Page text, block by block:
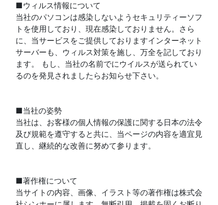
■ウィルス情報について
当社のパソコンは感染しないようセキュリティーソフ
トを使用しており、現在感染しておりません。さら
に、当サービスをご提供しておりますインターネット
サーバーも、ウィルス対策を施し、万全を記しており
ます。 もし、当社の名前でにウイルスが送られてい
るのを発見されましたらお知らせ下さい。
■当社の姿勢
当社は、お客様の個人情報の保護に関する日本の法令
及び規範を遵守すると共に、当ページの内容を適宜見
直し、継続的な改善に努めて参ります。
■著作権について
当サイトの内容、画像、イラスト等の著作権は株式会